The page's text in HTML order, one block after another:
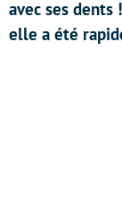
avec ses dents
elle a été